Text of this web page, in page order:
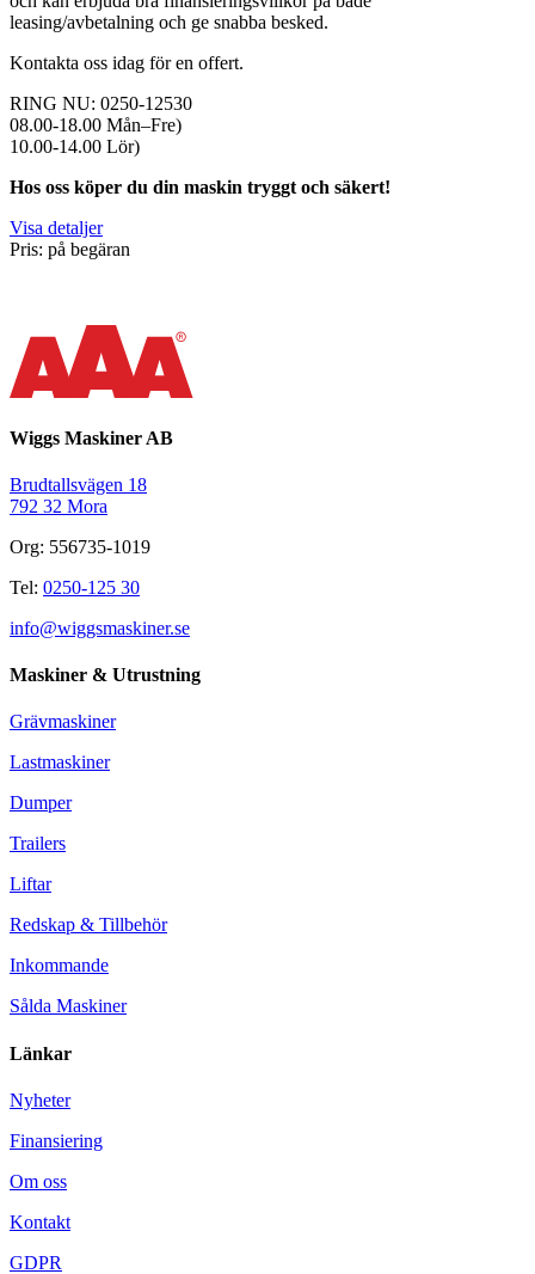
leasing/avbetalning och ge snabba besked.
Kontakta oss idag för en offert.
RING NU: 0250-12530
08.00-18.00 Mån–Fre)
10.00-14.00 Lör)
Hos oss köper du din maskin tryggt och säkert!
Visa detaljer
Pris: på begäran
Wiggs Maskiner AB
Brudtallsvägen 18
792 32 Mora
Org: 556735-1019
Tel: 0250-125 30
info@wiggsmaskiner.se
Maskiner & Utrustning
Grävmaskiner
Lastmaskiner
Dumper
Trailers
Liftar
Redskap & Tillbehör
Inkommande
Sålda Maskiner
Länkar
Nyheter
Finansiering
Om oss
Kontakt
GDPR